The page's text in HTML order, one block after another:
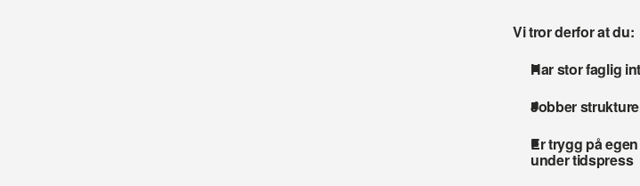
Vi tror derfor at du:
Har stor faglig
Jobber
Er trygg på
under tidspress